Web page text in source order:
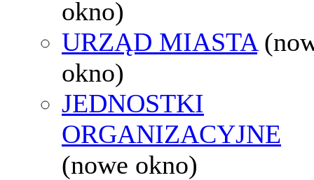
okno)
URZĄD MIASTA
okno)
JEDNOSTKI
ORGANIZACYJNE
(nowe okno)